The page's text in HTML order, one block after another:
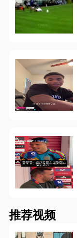
推荐视频